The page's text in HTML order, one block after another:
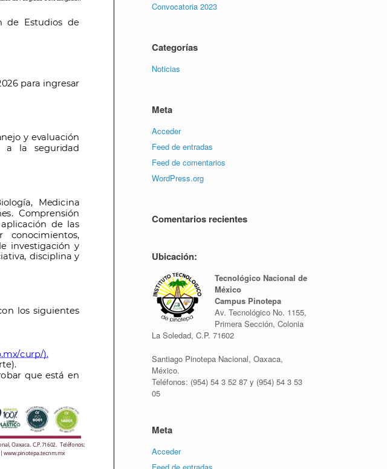
Convocatoria 2023
Categorías
Noticias
Meta
Acceder
Feed de entradas
Feed de comentarios
WordPress.org
Comentarios recientes
Ubicación:
Tecnológico Nacional de
México
Campus Pinotepa
Av. Tecnológico No. 1155,
Primera Sección, Colonia
La Soledad, C.P. 71602
Santiago Pinotepa Nacional, Oaxaca,
México.
Teléfonos: (954) 54 3 52 87 y (954) 54 3 53
05
Meta
Acceder
Feed de entradas